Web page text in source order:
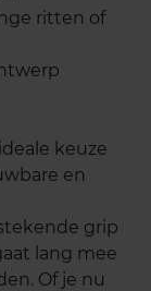
ritten of
keuze
en
grip
lang mee
Of je nu